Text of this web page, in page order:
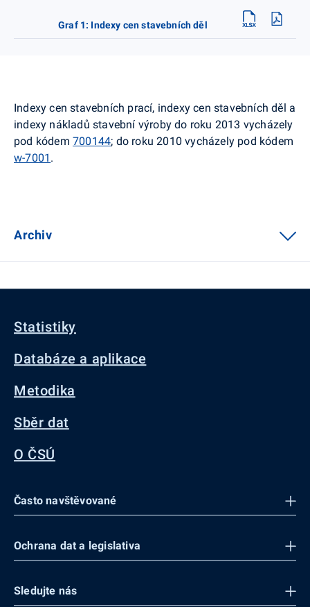
Graf 1: Indexy cen stavebních děl
Indexy cen stavebních prací, indexy cen stavebních děl a
indexy nákladů stavební výroby do roku 2013 vycházely
pod kódem 700144; do roku 2010 vycházely pod kódem
w-7001 .
Archiv
Statistiky
Databáze a aplikace
Metodika
Sběr dat
O ČSÚ
Často navštěvované
Ochrana dat a legislativa
Sledujte nás